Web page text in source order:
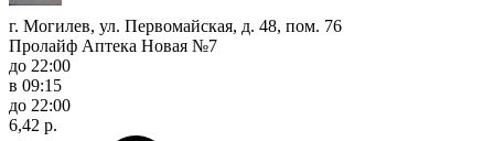
г. Могилев, ул. Первомайская, д. 48, пом. 76
Пролайф Аптека Новая №7
до 22:00
в 09:15
до 22:00
6,42 р.